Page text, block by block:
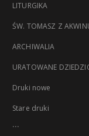
LITURGIKA
ŚW. TOMASZ Z
ARCHIWALIA
URATOWANE
Druki nowe
Stare druki
...